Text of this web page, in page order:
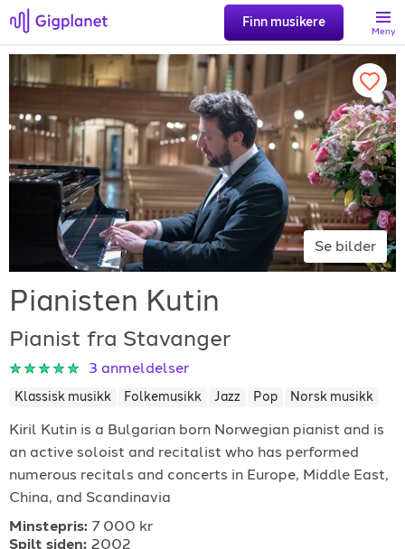
Finn musikere
Meny
Søk
Favoritter
Logg inn
Registrer artist
Gigplanet
For arrangører
For musiker
Support
Se bilder
Pianisten Kutin
Pianist fra Stavanger
3 anmeldelser
Klassisk musikk Folkemusikk Jazz Pop Norsk musikk
Kiril Kutin is a Bulgarian born Norwegian pianist and is
an active soloist and recitalist who has performed
numerous recitals and concerts in Europe, Middle East,
China, and Scandinavia
Minstepris: 7 000 kr
Spilt siden: 2002